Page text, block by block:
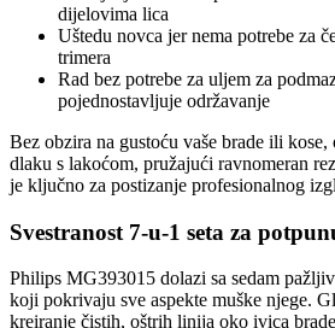
dijelovima lica
Uštedu novca jer nema potrebe za
trimera
Rad bez potrebe za uljem za
pojednostavljuje održavanje
Bez obzira na gustoću vaše brade ili
dlaku s lakoćom, pružajući ravnomeran
je ključno za postizanje profesionalnog
Svestranost 7-u-1 seta za
Philips MG393015 dolazi sa sedam
koji pokrivaju sve aspekte muške njege.
kreiranje čistih, oštrih linija oko ivica